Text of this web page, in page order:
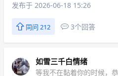
发布于 2026-06-18 15:26
同问 212 3个回答
如雪三千白情绪
等我不在黏着你的时候，